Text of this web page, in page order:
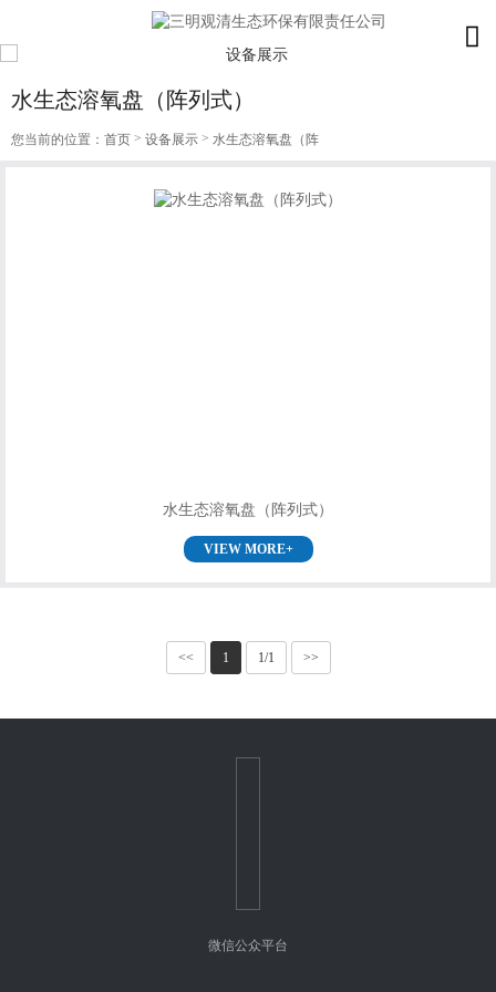
水生态溶氧盘（阵列式）
您当前的位置： 首页 > 设备展示 > 水生态溶氧盘（阵
水生态溶氧盘（阵列式）
VIEW MORE+
<< 1 1/1 >>
微信公众平台